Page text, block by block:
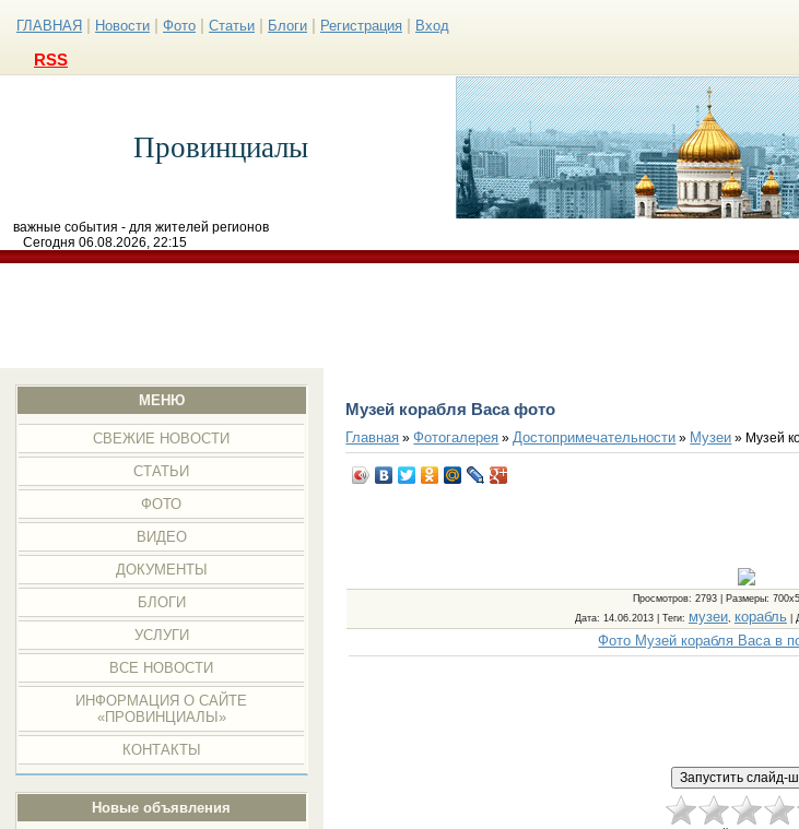
ГЛАВНАЯ Новости Фото Статьи Блоги Регистрация Вход
RSS
Провинциалы
важные события - для жителей регионов
Сегодня 06.08.2026, 22:15
МЕНЮ
СВЕЖИЕ НОВОСТИ
СТАТЬИ
ФОТО
ВИДЕО
ДОКУМЕНТЫ
БЛОГИ
УСЛУГИ
ВСЕ НОВОСТИ
ИНФОРМАЦИЯ О САЙТЕ
«ПРОВИНЦИАЛЫ»
КОНТАКТЫ
Новые объявления
Музей корабля Васа фото
Главная »Фотогалерея » Достопримечательности » Музеи » Музей
Просмотров: 2793 | Размеры:
Дата: 14.06.2013 | Теги: музеи корабль|
Фото Музей корабля Васа в